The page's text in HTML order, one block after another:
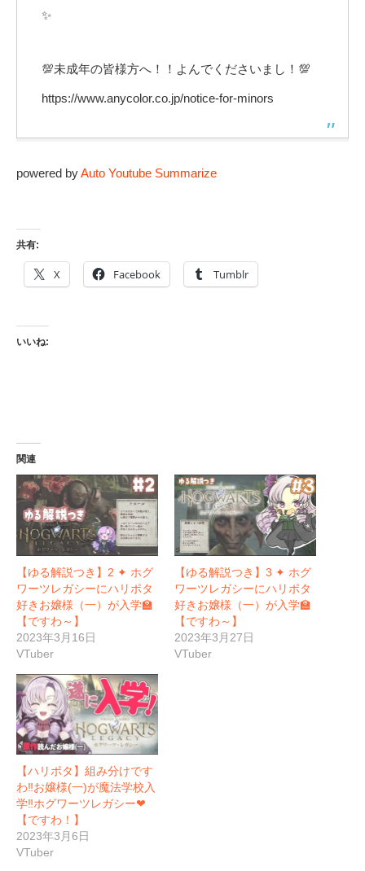
✨
💯未成年の皆様方へ！！よんでくださいまし！💯
https://www.anycolor.co.jp/notice-for-minors
powered byAuto Youtube Summarize
共有:
X Facebook Tumblr
いいね:
関連
【ゆる解説つき】2 ✦ ホグ
ワーツレガシーにハリポタ
好きお嬢様（一）が入学🏫
【ですわ～】
2023年3月16日
VTuber
【ゆる解説つき】3 ✦ ホグ
ワーツレガシーにハリポタ
好きお嬢様（一）が入学🏫
【ですわ～】
2023年3月27日
VTuber
【ハリポタ】組み分けです
わ‼お嬢様(一)が魔法学校入
学‼ホグワーツレガシー❤
【ですわ！】
2023年3月6日
VTuber